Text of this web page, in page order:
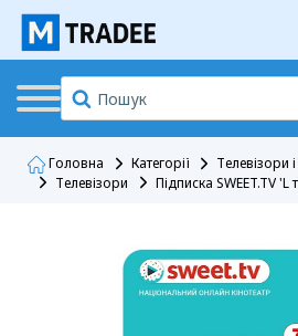
Головна Категорії
Телевізори
Телевізори
Підписка SWEET.TV